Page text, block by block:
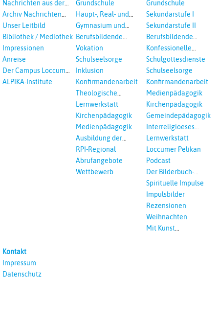
Landeskirche und EKD
Nachrichten aus der
Landeskirche
Archiv Nachrichten
aus der Landeskirche
Unser Leitbild
Bibliothek / Mediothek
Impressionen
Anreise
Der Campus Loccum
und Loccumer
ALPIKA-Institute
Grundschule
Haupt-, Real- und
Oberschule
Gymnasium und
Gesamtschule
Berufsbildende
Schulen
Vokation
Schulseelsorge
Inklusion
Konfirmandenarbeit
Theologische
Fortbildungen,
Interreligöses Lernen
Lernwerkstatt
Kirchenpädagogik
Medienpädagogik
Ausbildung der
Vikar*innen
RPI-Regional
Abrufangebote
Wettbewerb
Grundschule
Sekundarstufe I
Sekundarstufe II
Berufsbildende
Schulen
Konfessionelle
Kooperation
Schulgottesdienste
Schulseelsorge
Konfirmandenarbeit
Medienpädagogik
Kirchenpädagogik
Gemeindepädagogik
Interreligioeses
Lernen
Lernwerkstatt
Loccumer Pelikan
Podcast
Der Bilderbuch-
Podcast
Spirituelle Impulse
Impulsbilder
Rezensionen
Weihnachten
Mit Kunst
Kontakt
Impressum
Datenschutz